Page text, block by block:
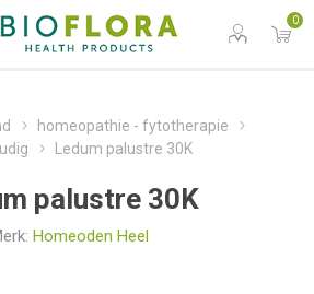
0
homeopathie - fytotherapie
Ledum palustre 30K
palustre 30K
Homeoden Heel